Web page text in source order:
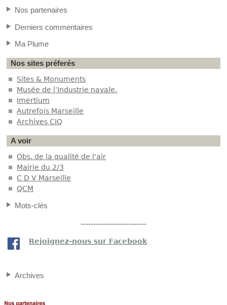
Nos partenaires
Derniers commentaires
Ma Plume
Nos sites préferés
Sites & Monuments
Musée de l’Industrie navale.
Imertium
Autrefois Marseille
Archives CIQ
A voir
Obs. de la qualité de l'air
Mairie du 2/3
C D V Marseille
QCM
Mots-clés
--------------------------
Rejoignez-nous sur Facebook
Archives